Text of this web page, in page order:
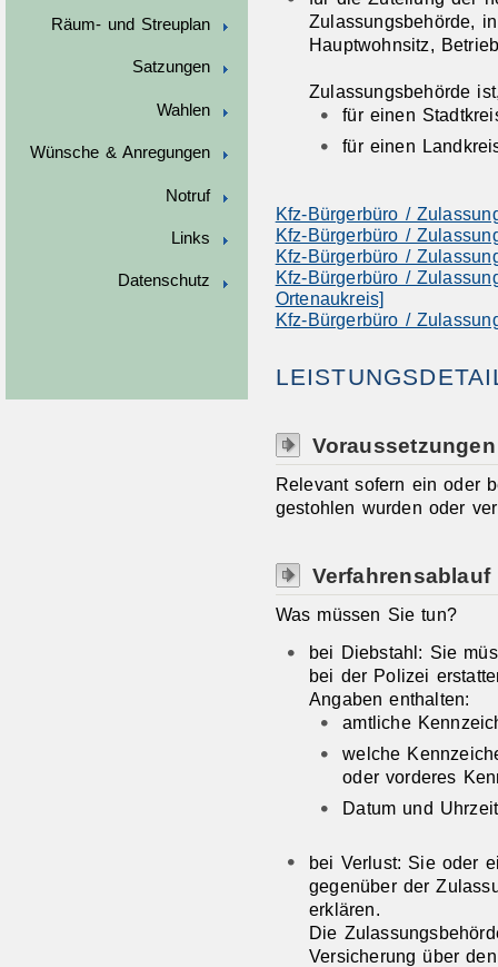
Räum- und Streuplan
Satzungen
Wahlen
Wünsche & Anregungen
Notruf
Links
Datenschutz
Zulassungsbehörde,
Hauptwohnsitz,
Zulassungsbehörde
für einen
für einen
Kfz-Bürgerbüro /
Kfz-Bürgerbüro /
Kfz-Bürgerbüro /
Kfz-Bürgerbüro /
Ortenaukreis]
Kfz-Bürgerbüro /
Voraussetzungen
Relevant sofern ein oder
gestohlen wurden oder
Verfahrensablauf
Was müssen Sie tun?
bei Diebstahl: Sie
bei der Polizei
Angaben enthalten:
amtliche
welche
oder vorderes
Datum und
bei Verlust: Sie oder
gegenüber der
erklären.
Die
Versicherung über